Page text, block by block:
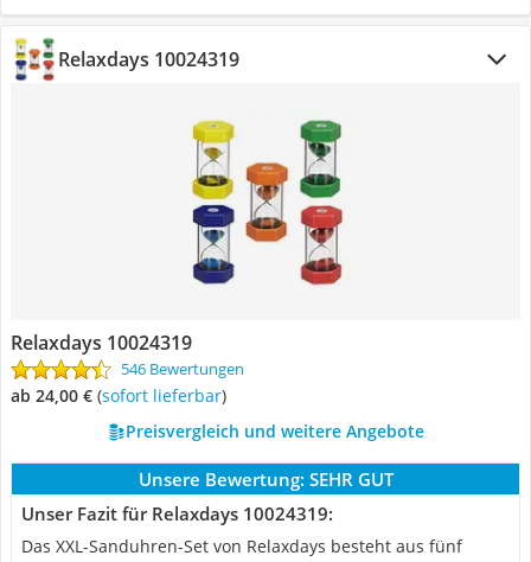
Relaxdays 10024319
Relaxdays 10024319
546 Bewertungen
ab 24,00 € ( Sofort lieferbar)
Preisvergleich und weitere Angebote
Unsere Bewertung: SEHR GUT
Unser Fazit für Relaxdays 10024319:
Das XXL-Sanduhren-Set von Relaxdays besteht aus fünf